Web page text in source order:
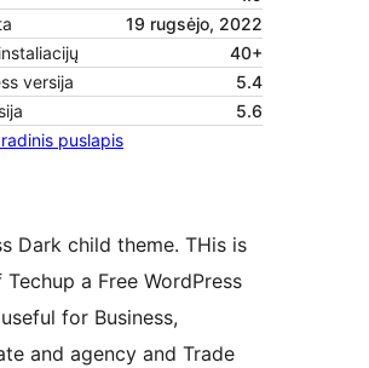
19 rugsėjo, 2022
40+
versija
5.4
5.6
puslapis
Dark child theme. THis is
a Free WordPress
for Business,
and agency and Trade